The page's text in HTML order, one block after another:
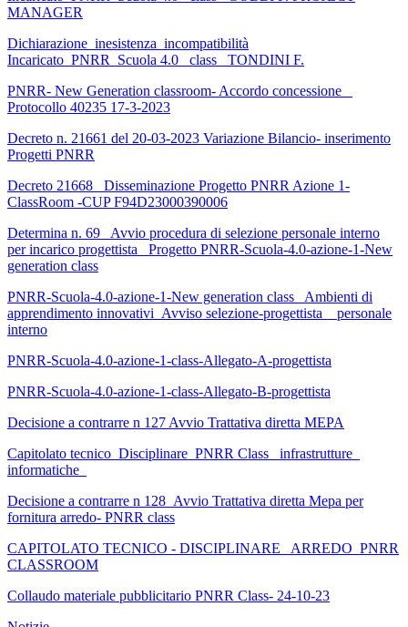
MANAGER
Dichiarazione_inesistenza_incompatibilità
Incaricato_PNRR_Scuola 4.0_ class_ TONDINI F.
PNRR- New Generation classroom- Accordo concessione _
Protocollo 40235 17-3-2023
Decreto n. 21661 del 20-03-2023 Variazione Bilancio- inserimento
Progetti PNRR
Decreto 21668_ Disseminazione Progetto PNRR Azione 1-
ClassRoom -CUP F94D23000390006
Determina n. 69_ Avvio procedura di selezione personale interno
per incarico progettista _Progetto PNRR-Scuola-4.0-azione-1-New
generation class
PNRR-Scuola-4.0-azione-1-New generation class_ Ambienti di
apprendimento innovativi_Avviso selezione-progettista _ personale
interno
PNRR-Scuola-4.0-azione-1-class-Allegato-A-progettista
PNRR-Scuola-4.0-azione-1-class-Allegato-B-progettista
Decisione a contrarre n 127 Avvio Trattativa diretta MEPA
Capitolato tecnico_Disciplinare_PNRR Class_ infrastrutture_
informatiche_
Decisione a contrarre n 128_Avvio Trattativa diretta Mepa per
fornitura arredo- PNRR class
CAPITOLATO TECNICO - DISCIPLINARE_ ARREDO_PNRR
CLASSROOM
Collaudo materiale pubblicitario PNRR Class- 24-10-23